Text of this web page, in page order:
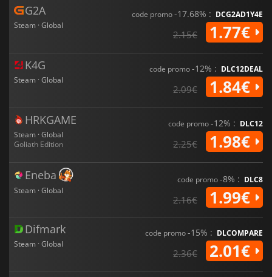
G2A
Steam · Global
code promo-17.68% : DCG2AD1Y4E
2.15€ 1.77€
K4G
Steam · Global
code promo-12% : DLC12DEAL
2.09€ 1.84€
HRKGAME
Steam · Global
Goliath Edition
code promo-12% : DLC12
2.25€ 1.98€
Eneba
Steam · Global
code promo-8% : DLC8
2.16€ 1.99€
Difmark
Steam · Global
code promo-15% : DLCOMPARE
2.36€ 2.01€